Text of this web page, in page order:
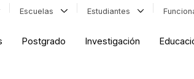
Escuelas Estudiantes
Postgrado Investigación